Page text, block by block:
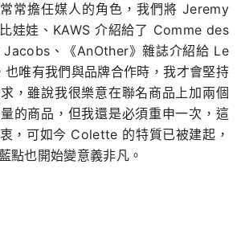
常擔任媒人的角色，我們將 Jeremy
娃娃、KAWS 介紹給了 Comme des
、《AnOther》雜誌介紹給 Le
唯有我們與品牌合作時，我才會堅持
，雖說我很樂意在聯名商品上加兩個
的商品，但我還是必須重申一次，這
，可如今 Colette 的特質已被建起，
點也開始變意義非凡。